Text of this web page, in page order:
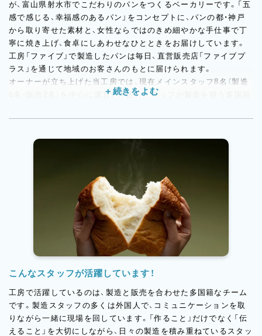
が、富山県射水市でこだわりのパンをつくるベーカリーです。「五
感で感じる、幸福感のあるパン」をコンセプトに、パンの都・神戸
から取り寄せた素材と、女性ならではのきめ細やかな手仕事で丁
寧に焼き上げ、食卓にしあわせなひとときをお届けしています。
工房「ファイブ」で製造したパンは毎日、直営販売店「ファイブプ
ラス」を通じて地域のお客さんのもとに届けられます。
オーナーが立ち上げた当工房では、現在メインスタッフ8名（製造
6名・販売2名）を中心に運営。外国人スタッフが製造を担う多国籍
のみ・週1回のスタッフを含めると総勢約20名が在籍しており、今
製造は夜間から朝にかけてのシフト制を採用。仕込みから成形・
を順守した労務管理も徹底しており、残業代・深夜手当はすべて実
費で支給。富山ならではの落ち着いた環境の中で、長く安心して
こんなスタッフが活躍しています！
工房で活躍しているのは、製造と販売を合わせた多国籍なチーム
です。製造スタッフの多くは外国人で、コミュニケーションを取
りながら一緒に現場を回しています。「作ること」だけでなく「伝
えること」を大切にしながら、日々の製造を積み重ねているスタッ